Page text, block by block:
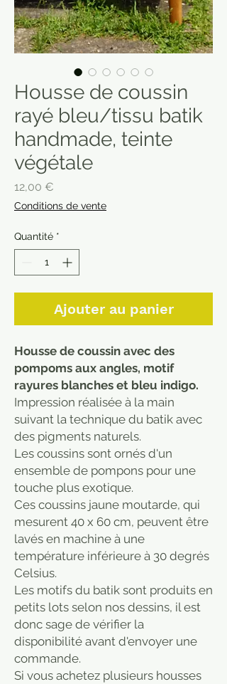
Housse de coussin
rayé bleu/tissu batik
handmade, teinte
végétale
12,00 €
Conditions de vente
Quantité *
Ajouter au panier
Housse de coussin avec des
pompoms aux angles, motif
rayures blanches et bleu indigo.
Impression réalisée à la main
suivant la technique du batik avec
des pigments naturels.
Les coussins sont ornés d'un
ensemble de pompons pour une
touche plus exotique.
Ces coussins jaune moutarde, qui
mesurent 40 x 60 cm, peuvent être
lavés en machine à une
température inférieure à 30 degrés
Celsius.
Les motifs du batik sont produits en
petits lots selon nos dessins, il est
donc sage de vérifier la
disponibilité avant d'envoyer une
commande.
Si vous achetez plusieurs housses